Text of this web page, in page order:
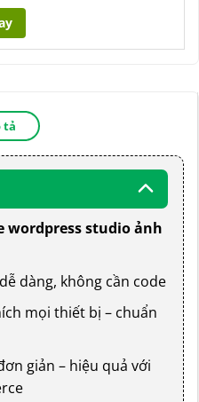
tả
wordpress studio ảnh
dàng, không cần code
mọi thiết bị – chuẩn
giản – hiệu quả với